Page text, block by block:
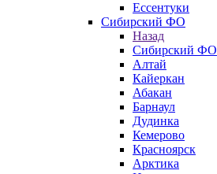
Ессентуки
Сибирский ФО
Назад
Сибирский ФО
Алтай
Кайеркан
Абакан
Барнаул
Дудинка
Кемерово
Красноярск
Арктика